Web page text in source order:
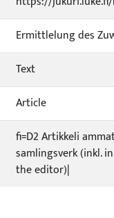
Ermittlelung des
Text
Article
fi=D2 Artikkeli
samlingsverk (inkl.
the editor)|